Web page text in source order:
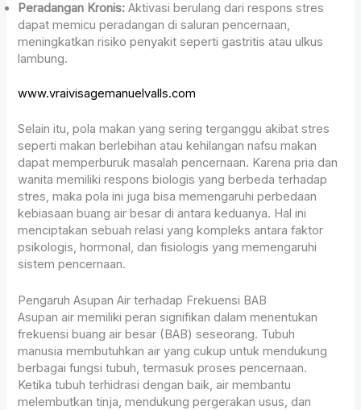
Peradangan Kronis: Aktivasi berulang dari respons stres
dapat memicu peradangan di saluran pencernaan,
meningkatkan risiko penyakit seperti gastritis atau ulkus
lambung.
www.vraivisagemanuelvalls.com
Selain itu, pola makan yang sering terganggu akibat stres
seperti makan berlebihan atau kehilangan nafsu makan
dapat memperburuk masalah pencernaan. Karena pria dan
wanita memiliki respons biologis yang berbeda terhadap
stres, maka pola ini juga bisa memengaruhi perbedaan
kebiasaan buang air besar di antara keduanya. Hal ini
menciptakan sebuah relasi yang kompleks antara faktor
psikologis, hormonal, dan fisiologis yang memengaruhi
sistem pencernaan.
Pengaruh Asupan Air terhadap Frekuensi BAB
Asupan air memiliki peran signifikan dalam menentukan
frekuensi buang air besar (BAB) seseorang. Tubuh
manusia membutuhkan air yang cukup untuk mendukung
berbagai fungsi tubuh, termasuk proses pencernaan.
Ketika tubuh terhidrasi dengan baik, air membantu
melembutkan tinja, mendukung pergerakan usus, dan